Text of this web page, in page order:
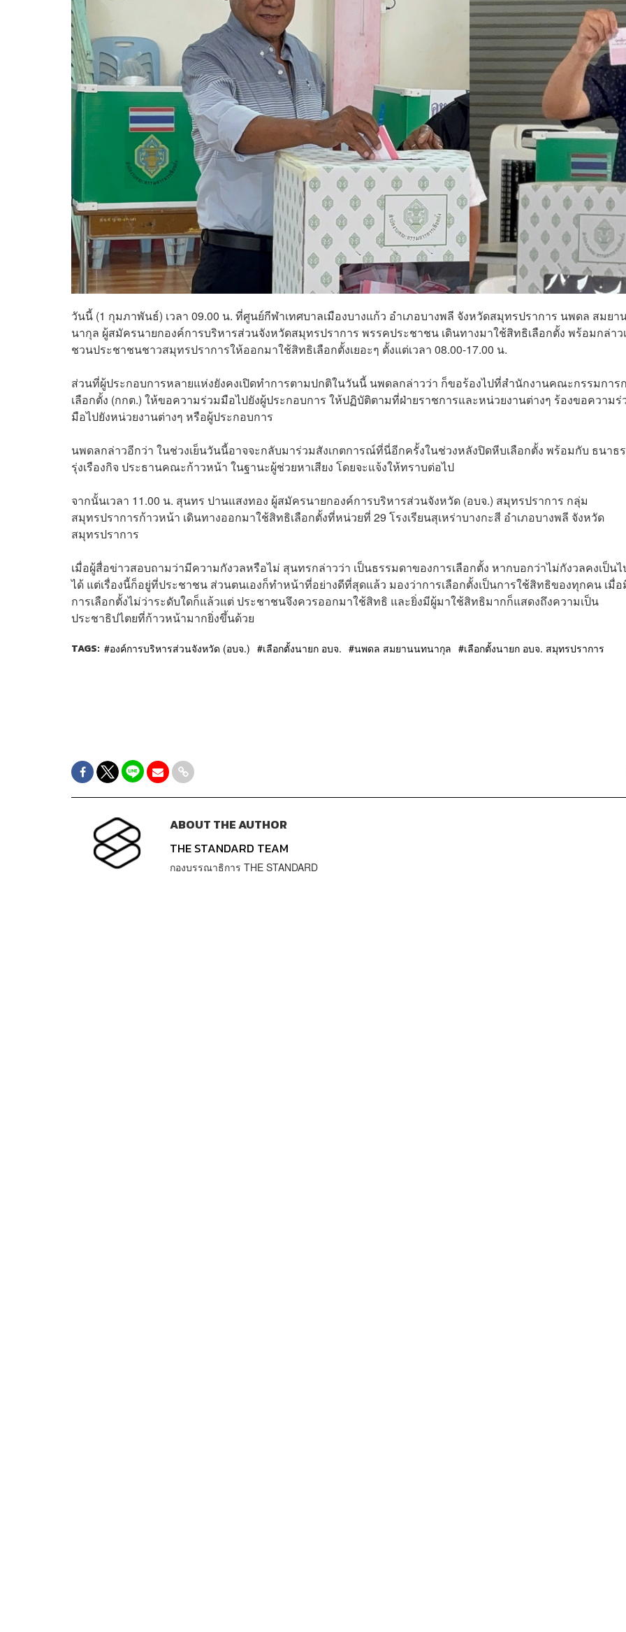
วันนี้ (1 กุมภาพันธ์) เวลา 09.00 น. ที่ศูนย์กีฬาเทศบาลเมืองบางแก้ว อำเภอบางพลี จังหวัดสมุทรปราการ นพดล สมยา
นากุล ผู้สมัครนายกองค์การบริหารส่วนจังหวัดสมุทรปราการ พรรคประชาชน เดินทางมาใช้สิทธิเลือกตั้ง พร้อมกล่า
ชวนประชาชนชาวสมุทรปราการให้ออกมาใช้สิทธิเลือกตั้งเยอะๆ ตั้งแต่เวลา 08.00-17.00 น.
ส่วนที่ผู้ประกอบการหลายแห่งยังคงเปิดทำการตามปกติในวันนี้ นพดลกล่าวว่า ก็ขอร้องไปที่สำนักงานคณะกรรมการ
เลือกตั้ง (กกต.) ให้ขอความร่วมมือไปยังผู้ประกอบการ ให้ปฏิบัติตามที่ฝ่ายราชการและหน่วยงานต่างๆ ร้องขอความร่
มือไปยังหน่วยงานต่างๆ หรือผู้ประกอบการ
นพดลกล่าวอีกว่า ในช่วงเย็นวันนี้อาจจะกลับมาร่วมสังเกตการณ์ที่นี่อีกครั้งในช่วงหลังปิดหีบเลือกตั้ง พร้อมกับ ธนาธ
รุ่งเรืองกิจ ประธานคณะก้าวหน้า ในฐานะผู้ช่วยหาเสียง โดยจะแจ้งให้ทราบต่อไป
จากนั้นเวลา 11.00 น. สุนทร ปานแสงทอง ผู้สมัครนายกองค์การบริหารส่วนจังหวัด (อบจ.) สมุทรปราการ กลุ่ม
สมุทรปราการก้าวหน้า เดินทางออกมาใช้สิทธิเลือกตั้งที่หน่วยที่ 29 โรงเรียนสุเหร่าบางกะสี อำเภอบางพลี จังหวัด
สมุทรปราการ
เมื่อผู้สื่อข่าวสอบถามว่ามีความกังวลหรือไม่ สุนทรกล่าวว่า เป็นธรรมดาของการเลือกตั้ง หากบอกว่าไม่กังวลคงเป็นไ
ได้ แต่เรื่องนี้ก็อยู่ที่ประชาชน ส่วนตนเองก็ทำหน้าที่อย่างดีที่สุดแล้ว มองว่าการเลือกตั้งเป็นการใช้สิทธิของทุกคน เมื่อ
การเลือกตั้งไม่ว่าระดับใดก็แล้วแต่ ประชาชนจึงควรออกมาใช้สิทธิ และยิ่งมีผู้มาใช้สิทธิมากก็แสดงถึงความเป็น
ประชาธิปไตยที่ก้าวหน้ามากยิ่งขึ้นด้วย
TAGS: องค์การบริหารส่วนจังหวัด (อบจ.) เลือกตั้งนายก อบจ. นพดล สมยานนทนากุล เลือกตั้งนายก อบจ. สมุทรปราการ
ABOUT THE AUTHOR
THE STANDARD TEAM
กองบรรณาธิการ THE STANDARD